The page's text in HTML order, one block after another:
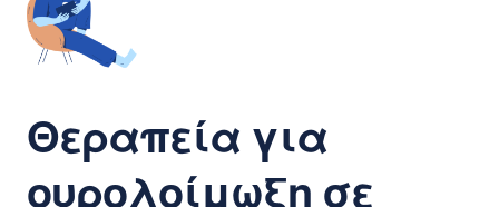
Θεραπεία για
ουρολοίμωξη σε